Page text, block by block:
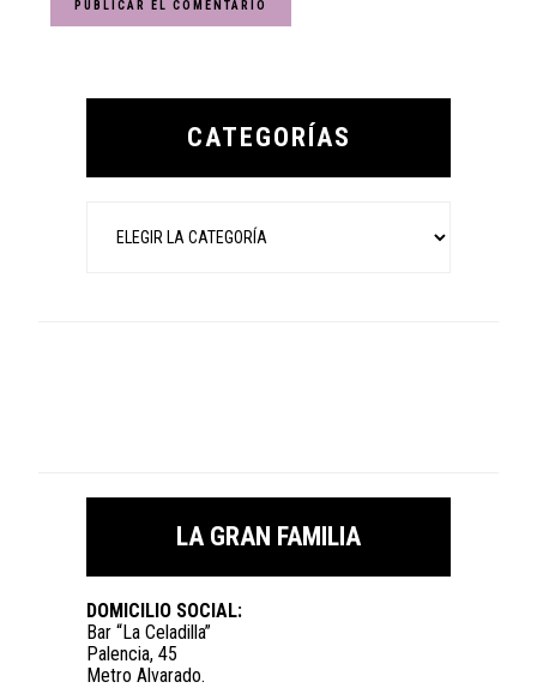
Primary
CATEGORÍAS
LA GRAN FAMILIA
DOMICILIO SOCIAL:
Bar “La Celadilla”
Palencia, 45
Metro Alvarado.